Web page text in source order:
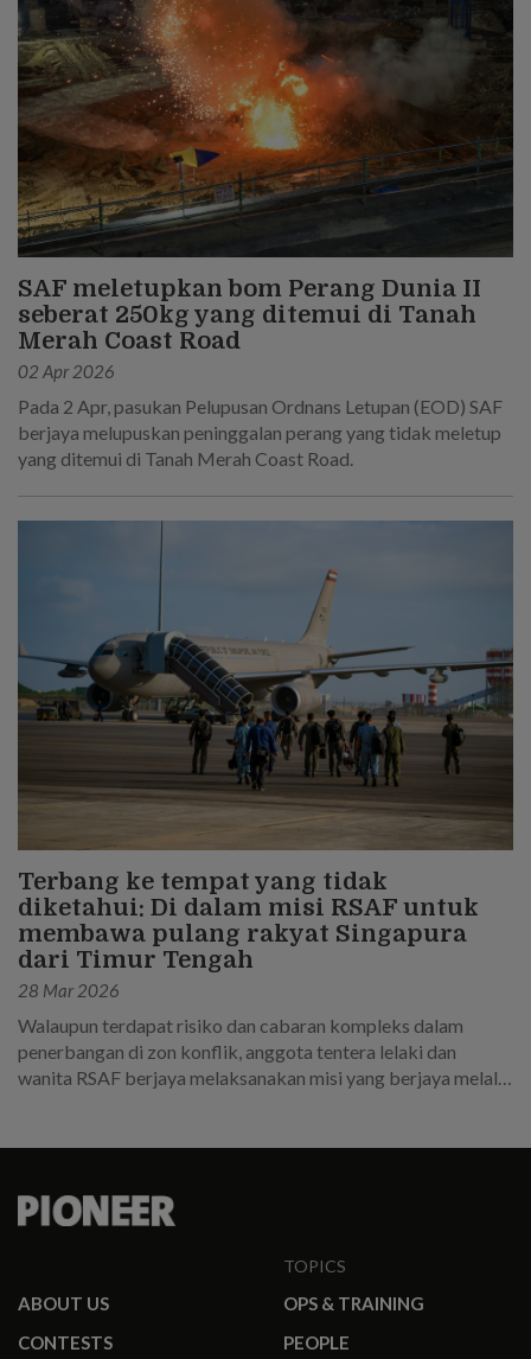
SAF meletupkan bom Perang Dunia II
seberat 250kg yang ditemui di Tanah
Merah Coast Road
02 Apr 2026
Pada 2 Apr, pasukan Pelupusan Ordnans Letupan (EOD) SAF
berjaya melupuskan peninggalan perang yang tidak meletup
yang ditemui di Tanah Merah Coast Road.
Terbang ke tempat yang tidak
diketahui: Di dalam misi RSAF untuk
membawa pulang rakyat Singapura
dari Timur Tengah
28 Mar 2026
Walaupun terdapat risiko dan cabaran kompleks dalam
penerbangan di zon konflik, anggota tentera lelaki dan
wanita RSAF berjaya melaksanakan misi yang berjaya melalui
ABOUT US
CONTESTS
TOPICS
OPS & TRAINING
PEOPLE